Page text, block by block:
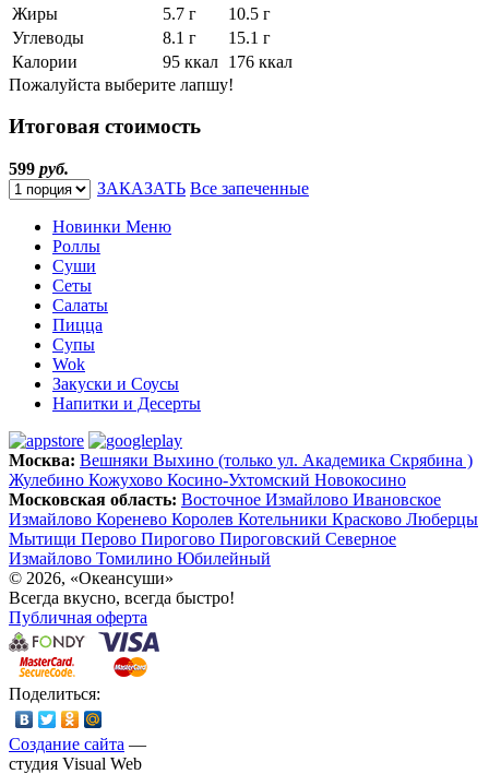
Жиры
5.7 г
10.5 г
Углеводы
8.1 г
15.1 г
Калории
95 ккал 176 ккал
Пожалуйста выберите лапшу!
Итоговая стоимость
599 руб.
ЗАКАЗАТЬ Все запеченные
Новинки Меню
Роллы
Суши
Сеты
Салаты
Пицца
Супы
Wok
Закуски и Соусы
Напитки и Десерты
Москва: Вешняки Выхино (только ул. Академика Скрябина )
Жулебино Кожухово Косино-Ухтомский Новокосино
Московская область: Восточное Измайлово Ивановское
Измайлово Коренево Королев Котельники Красково Люберцы
Мытищи Перово Пирогово Пироговский Северное
Измайлово Томилино Юбилейный
© 2026, «Океансуши»
Всегда вкусно, всегда быстро!
Публичная оферта
Поделиться:
Создание сайта —
студия Visual Web